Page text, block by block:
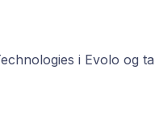
i Evolo og